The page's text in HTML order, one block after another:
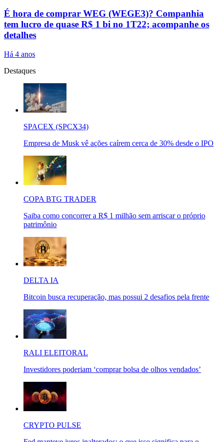
É hora de comprar WEG (WEGE3)? Companhia
tem lucro de quase R$ 1 bi no 1T22; acompanhe os
detalhes
Há 4 anos
Destaques
SPACEX (SPCX34)
Empresa de Musk vê ações caírem cerca de 30% desde o IPO
COPA BTG TRADER
Saiba como concorrer a R$ 1 milhão sem arriscar o próprio
patrimônio
DELTA IA
Bitcoin busca recuperação, mas possui 2 desafios pela frente
RALI ELEITORAL
Investidores poderiam ‘comprar bolsa de olhos vendados’
CRYPTO PULSE